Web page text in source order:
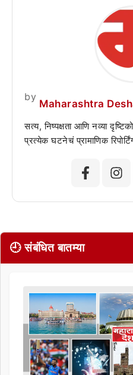
by
Maharashtra
सत्य, निष्पक्षता आणि नव्या
प्रत्येक घटनेचं प्रामाणिक
🕘 संबंधित बातम्या